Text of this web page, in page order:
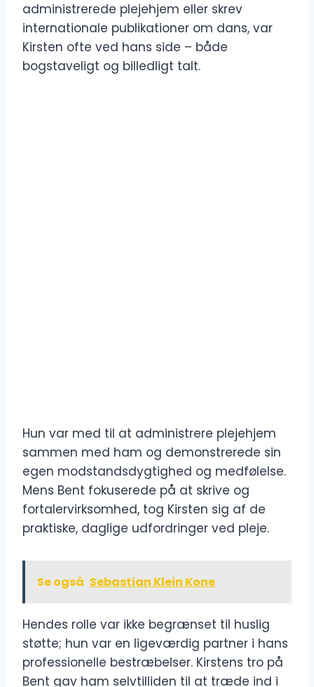
administrerede plejehjem eller skrev
internationale publikationer om dans, var
Kirsten ofte ved hans side – både
bogstaveligt og billedligt talt.
Hun var med til at administrere plejehjem
sammen med ham og demonstrerede sin
egen modstandsdygtighed og medfølelse.
Mens Bent fokuserede på at skrive og
fortalervirksomhed, tog Kirsten sig af de
praktiske, daglige udfordringer ved pleje.
Se også Sebastian Klein Kone
Hendes rolle var ikke begrænset til huslig
støtte; hun var en ligeværdig partner i hans
professionelle bestræbelser. Kirstens tro på
Bent gav ham selvtilliden til at træde ind i